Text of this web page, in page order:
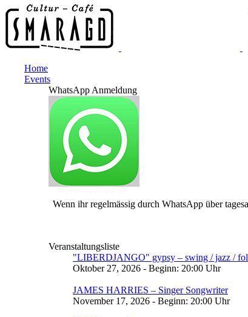
Home
Events
WhatsApp Anmeldung
Wenn ihr regelmässig durch WhatsApp über
Veranstaltungsliste
"LIBERDJANGO" gypsy – swing / jazz /
Oktober 27, 2026 - Beginn: 20:00 Uhr
JAMES HARRIES – Singer Songwriter
November 17, 2026 - Beginn: 20:00 Uhr